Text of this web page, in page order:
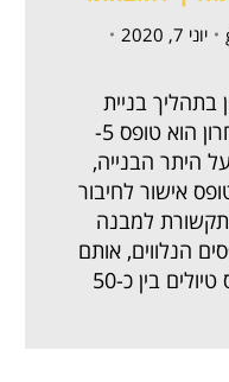
יוני 7, 2020
בתהליך בניית
מבנה חדש, כאשר הטופס האחרון הוא טופס 5-
היתר הבנייה,
לקבלת טופס 4- טופס אישור לחיבור
למבנה
הנלווים, אותם
תקבלו בעירייה תקבלו גם טופס טיולים בין כ-50